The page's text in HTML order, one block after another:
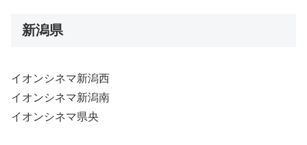
新潟県
イオンシネマ新潟西
イオンシネマ新潟南
イオンシネマ県央